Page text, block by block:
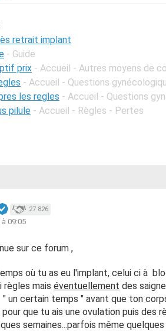
retrait implant
- Guide
prix - Accueil - Autres moyens de
- Accueil - Questions
les regles - Accueil - Questions
pilule - Accueil - Règles - Pertes
27 826
à 09:05
sur ce forum ,
où tu as eu l'implant, celui ci à
règles mais éventuellement des
un certain temps " avant que ton
que tu ais une ovulation puis des
semaines...parfois même quelques